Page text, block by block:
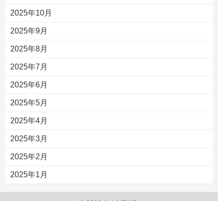
2025年10月
2025年9月
2025年8月
2025年7月
2025年6月
2025年5月
2025年4月
2025年3月
2025年2月
2025年1月